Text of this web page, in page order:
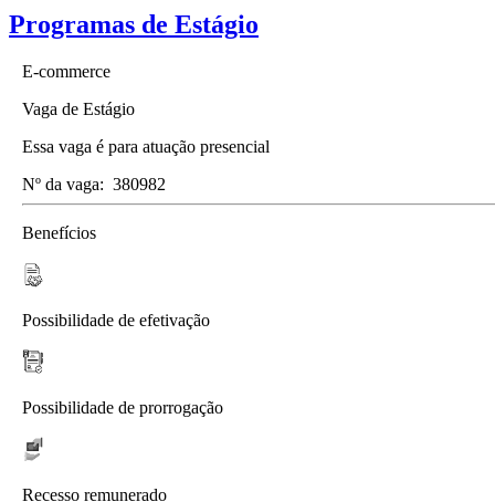
Programas de Estágio
E-commerce
Vaga de Estágio
Essa vaga é para atuação presencial
Nº da vaga: 380982
Benefícios
Possibilidade de efetivação
Possibilidade de prorrogação
Recesso remunerado